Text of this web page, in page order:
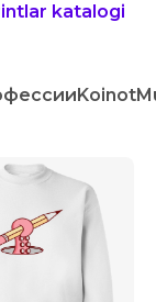
katalogi
Koinot